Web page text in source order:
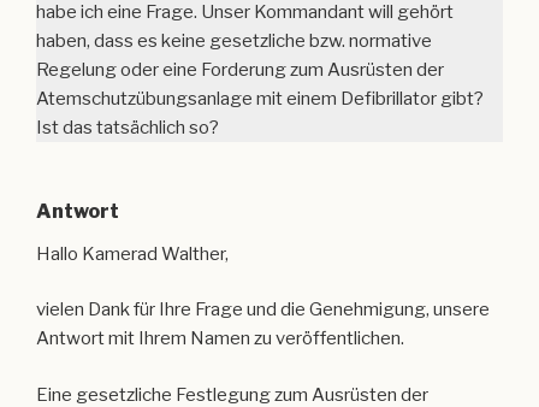
habe ich eine Frage. Unser Kommandant will gehört
haben, dass es keine gesetzliche bzw. normative
Regelung oder eine Forderung zum Ausrüsten der
Atemschutzübungsanlage mit einem Defibrillator gibt?
Ist das tatsächlich so?
Antwort
Hallo Kamerad Walther,
vielen Dank für Ihre Frage und die Genehmigung, unsere
Antwort mit Ihrem Namen zu veröffentlichen.
Eine gesetzliche Festlegung zum Ausrüsten der